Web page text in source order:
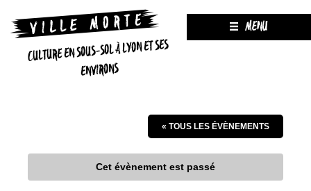
CULTURE EN SOUS-SOL À LYON ET SES
ENVIRONS
MENU
« TOUS LES ÉVÈNEMENTS
Cet évènement est passé